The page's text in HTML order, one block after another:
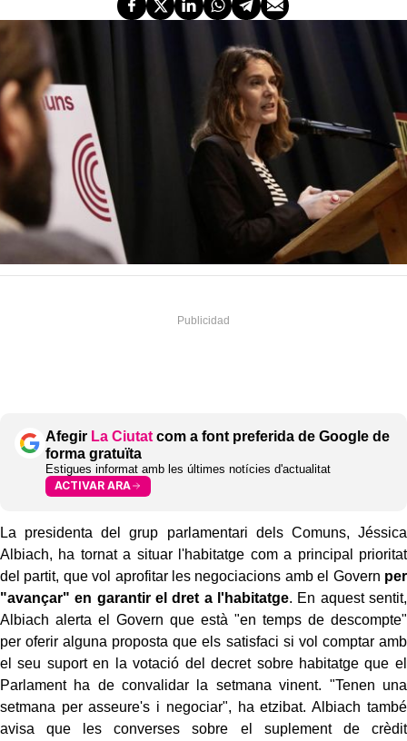
Afegir La Ciutat com a font preferida de Google de
forma gratuïta
Estigues informat amb les últimes notícies d'actualitat
ACTIVAR ARA
La presidenta del grup parlamentari dels Comuns, Jéssica
Albiach, ha tornat a situar l'habitatge com a principal prioritat
del partit, que vol aprofitar les negociacions amb el Govern per
"avançar" en garantir el dret a l'habitatge. En aquest sentit,
Albiach alerta el Govern que està "en temps de descompte"
per oferir alguna proposta que els satisfaci si vol comptar amb
el seu suport en la votació del decret sobre habitatge que el
Parlament ha de convalidar la setmana vinent. "Tenen una
setmana per asseure's i negociar", ha etzibat. Albiach també
avisa que les converses sobre el suplement de crèdit